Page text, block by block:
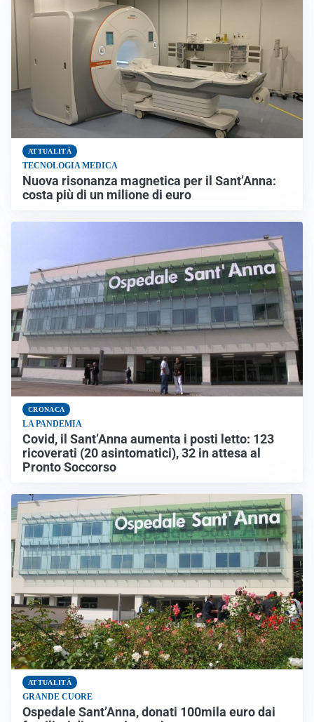
ATTUALITÀ
TECNOLOGIA MEDICA
Nuova risonanza magnetica per il Sant’Anna:
costa più di un milione di euro
CRONACA
LA PANDEMIA
Covid, il Sant’Anna aumenta i posti letto: 123
ricoverati (20 asintomatici), 32 in attesa al
Pronto Soccorso
ATTUALITÀ
GRANDE CUORE
Ospedale Sant’Anna, donati 100mila euro dai